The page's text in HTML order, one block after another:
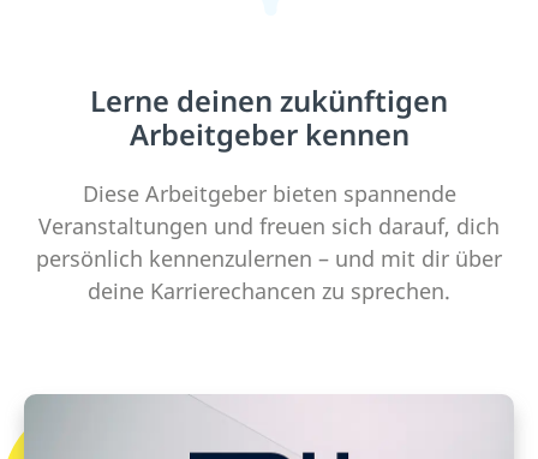
Lerne deinen zukünftigen
Arbeitgeber kennen
Diese Arbeitgeber bieten spannende
Veranstaltungen und freuen sich darauf, dich
persönlich kennenzulernen – und mit dir über
deine Karrierechancen zu sprechen.